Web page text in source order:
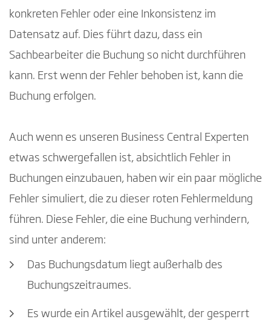
konkreten Fehler oder eine Inkonsistenz im
Datensatz auf. Dies führt dazu, dass ein
Sachbearbeiter die Buchung so nicht durchführen
kann. Erst wenn der Fehler behoben ist, kann die
Buchung erfolgen.
Auch wenn es unseren Business Central Experten
etwas schwergefallen ist, absichtlich Fehler in
Buchungen einzubauen, haben wir ein paar mögliche
Fehler simuliert, die zu dieser roten Fehlermeldung
führen. Diese Fehler, die eine Buchung verhindern,
sind unter anderem:
Das Buchungsdatum liegt außerhalb des
Buchungszeitraumes.
Es wurde ein Artikel ausgewählt, der gesperrt